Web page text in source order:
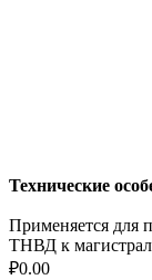
Технические
Применяется для
ТНВД к
₽0.00